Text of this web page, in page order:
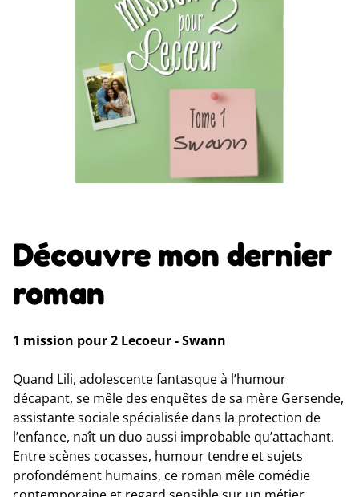
Découvre mon dernier
roman
1 mission pour 2 Lecoeur - Swann
Quand Lili, adolescente fantasque à l’humour
décapant, se mêle des enquêtes de sa mère Gersende,
assistante sociale spécialisée dans la protection de
l’enfance, naît un duo aussi improbable qu’attachant.
Entre scènes cocasses, humour tendre et sujets
profondément humains, ce roman mêle comédie